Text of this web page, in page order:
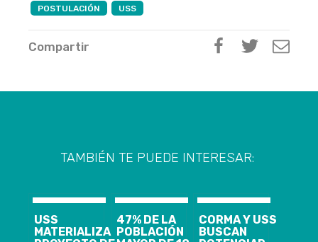
POSTULACIÓN USS
Compartir
TAMBIÉN TE PUEDE INTERESAR:
USS
MATERIALIZA
47% DE LA
POBLACIÓN
CORMA Y USS
BUSCAN